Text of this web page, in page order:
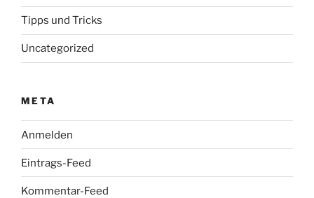
Tipps und Tricks
Uncategorized
META
Anmelden
Eintrags-Feed
Kommentar-Feed